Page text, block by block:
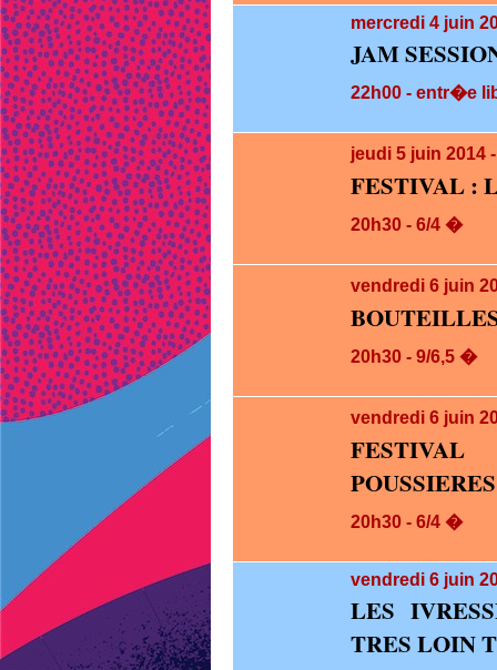
mercredi 4 juin
JAM
22h00 - entr�e
jeudi 5 juin
FESTIVAL :
20h30 - 6/4 �
vendredi 6 juin
20h30 - 9/6,5 �
vendredi 6 juin
20h30 - 6/4 �
vendredi 6 juin
LES
TRES LOIN